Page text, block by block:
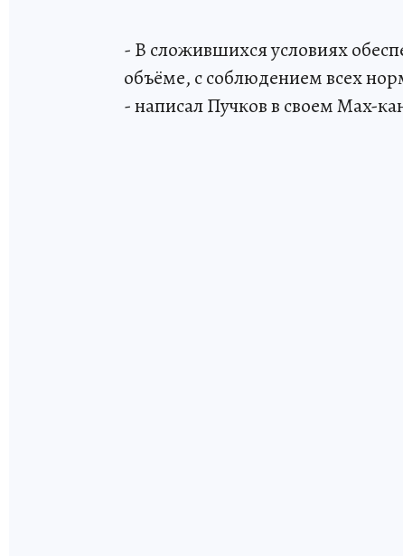
- В сложившихся условиях
объёме, с соблюдением всех
- написал Пучков в своем Max-